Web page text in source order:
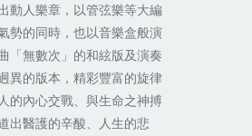
動人樂章，以管弦樂等大編
勢的同時，也以音樂盒般演
「無數次」的和絃版及演奏
異的版本，精彩豐富的旋律
的內心交戰、與生命之神搏
出醫護的辛酸、人生的悲